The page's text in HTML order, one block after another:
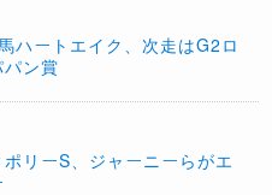
ハートエイク、次走はG2ロ
ン賞
リーS、ジャーニーらがエ